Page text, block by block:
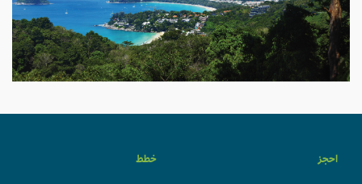
احجز خطط